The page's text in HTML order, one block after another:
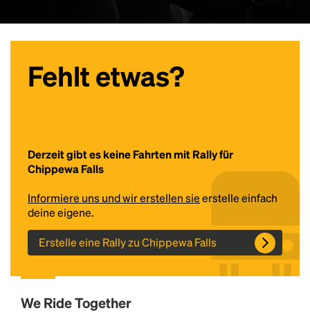
Fehlt etwas?
Derzeit gibt es keine Fahrten mit Rally für
Chippewa Falls
Informiere uns und wir erstellen sieerstelle einfach
deine eigene.
Erstelle eine Rally zu Chippewa Falls
We Ride Together